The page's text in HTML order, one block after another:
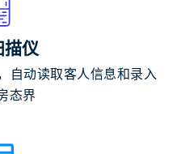
描仪
自动读取客人信息和录入
态界